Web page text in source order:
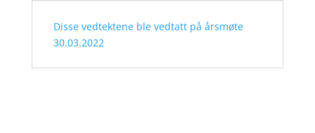
Disse vedtektene ble vedtatt på årsmøte
30.03.2022